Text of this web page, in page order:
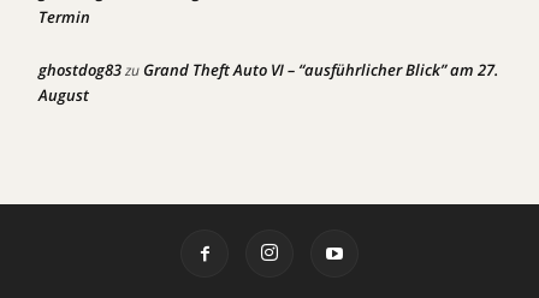
Termin
ghostdog83zuGrand Theft Auto VI – “ausführlicher Blick” am 27.
August